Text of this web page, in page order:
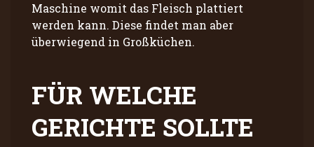
Maschine womit das Fleisch plattiert
werden kann. Diese findet man aber
überwiegend in Großküchen.
FÜR WELCHE
GERICHTE SOLLTE